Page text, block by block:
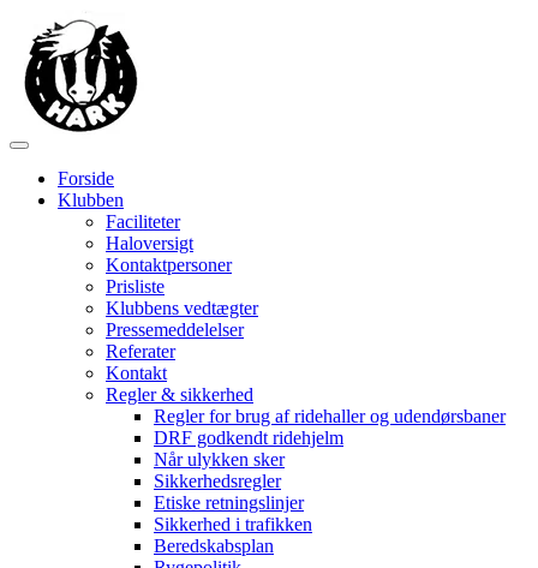
Forside
Klubben
Faciliteter
Haloversigt
Kontaktpersoner
Prisliste
Klubbens vedtægter
Pressemeddelelser
Referater
Kontakt
Regler & sikkerhed
Regler for brug af ridehaller og udendørsbaner
DRF godkendt ridehjelm
Når ulykken sker
Sikkerhedsregler
Etiske retningslinjer
Sikkerhed i trafikken
Beredskabsplan